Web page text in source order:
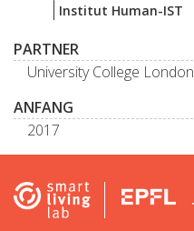
Institut Human-IST
PARTNER
University College London
ANFANG
2017